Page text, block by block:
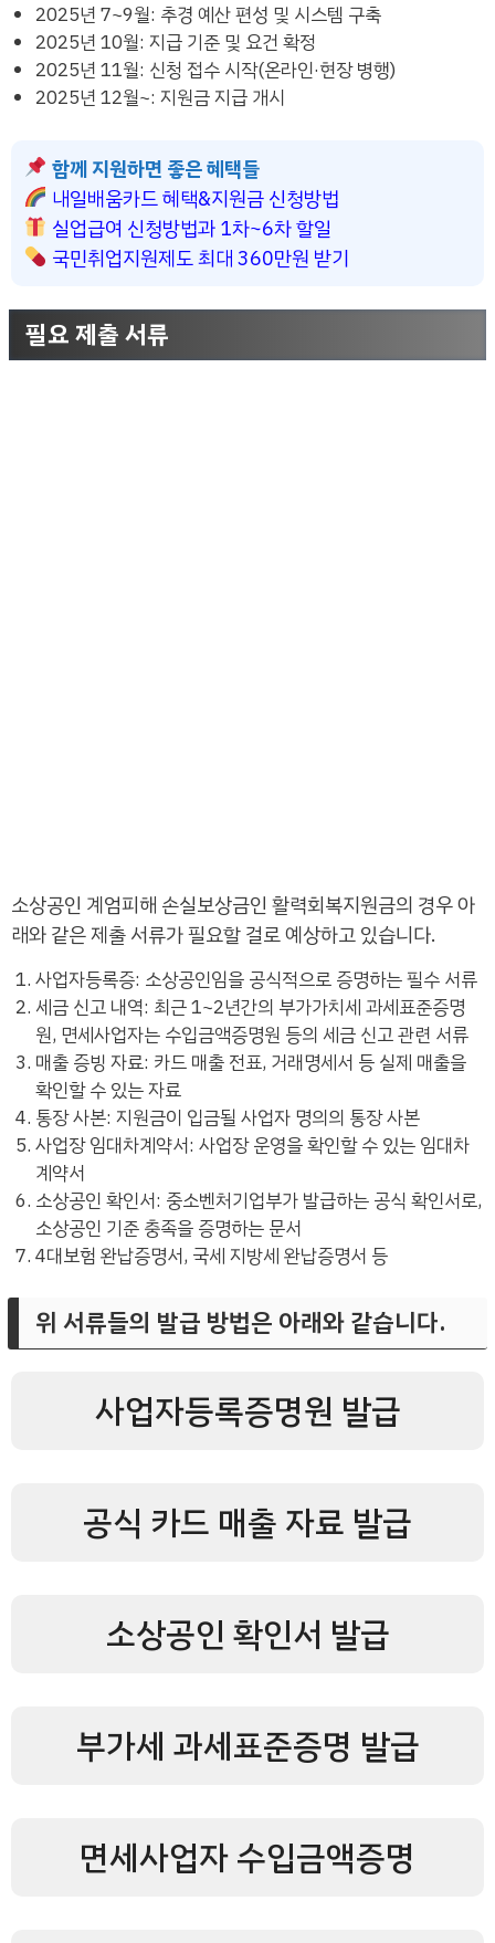
2025년 7~9월: 추경 예산 편성 및 시스템 구축
2025년 10월: 지급 기준 및 요건 확정
2025년 11월: 신청 접수 시작(온라인·현장 병행)
2025년 12월~: 지원금 지급 개시
함께 지원하면 좋은 혜택들
내일배움카드 혜택&지원금 신청방법
실업급여 신청방법과 1차~6차 할일
국민취업지원제도 최대 360만원 받기
필요 제출 서류
소상공인 계엄피해 손실보상금인 활력회복지원금의 경우 아
래와 같은 제출 서류가 필요할 걸로 예상하고 있습니다.
사업자등록증: 소상공인임을 공식적으로 증명하는 필수 서류
세금 신고 내역: 최근 1~2년간의 부가가치세 과세표준증명
원, 면세사업자는 수입금액증명원 등의 세금 신고 관련 서류
매출 증빙 자료: 카드 매출 전표, 거래명세서 등 실제 매출을
확인할 수 있는 자료
통장 사본: 지원금이 입금될 사업자 명의의 통장 사본
사업장 임대차계약서: 사업장 운영을 확인할 수 있는 임대차
계약서
소상공인 확인서: 중소벤처기업부가 발급하는 공식 확인서로,
소상공인 기준 충족을 증명하는 문서
4대보험 완납증명서, 국세 지방세 완납증명서 등
위 서류들의 발급 방법은 아래와 같습니다.
사업자등록증명원 발급
공식 카드 매출 자료 발급
소상공인 확인서 발급
부가세 과세표준증명 발급
면세사업자 수입금액증명